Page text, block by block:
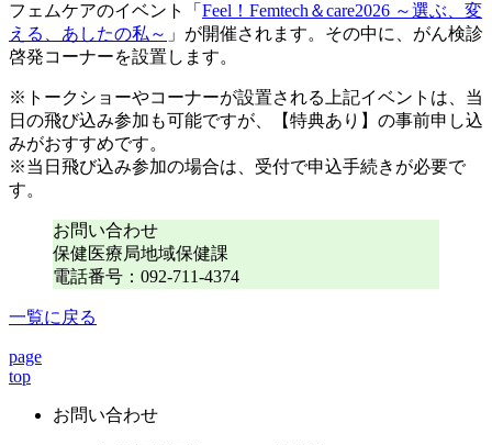
フェムケアのイベント「 Feel！Femtech＆care2026 ～選ぶ、変
える、あしたの私～ 」が開催されます。その中に、がん検診
啓発コーナーを設置します。
※トークショーやコーナーが設置される上記イベントは、当
日の飛び込み参加も可能ですが、【特典あり】の事前申し込
みがおすすめです。
※当日飛び込み参加の場合は、受付で申込手続きが必要で
す。
お問い合わせ
保健医療局地域保健課
電話番号：092-711-4374
一覧に戻る
page
top
お問い合わせ